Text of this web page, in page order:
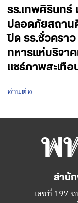
รร.เทพศิรินทร์
ปลอดภัยสถาน
ปิด รร.ชั่วคราว
ทหารแห่บริจา
แชร์ภาพสะเทือ
อ่านต่อ
สำนัก
เลขที่ 197